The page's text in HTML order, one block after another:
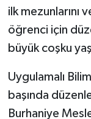
ilk mezunlarını
öğrenci için
büyük coşku
Uygulamalı
başında
Burhaniye
GENEL
GÜNDEM
Güvenlik